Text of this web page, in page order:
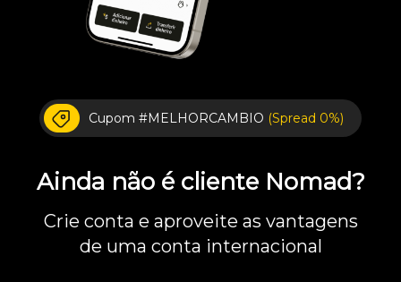
Cupom #MELHORCAMBIO (Spread 0%)
Ainda não é cliente Nomad?
Crie conta e aproveite as vantagens
de uma conta internacional